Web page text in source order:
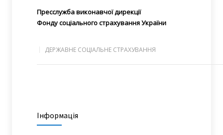
Пресслужба виконавчоїдирекції
Фонду соціального страхування України
ДЕРЖАВНЕ СОЦІАЛЬНЕ СТРАХУВАННЯ
Інформація